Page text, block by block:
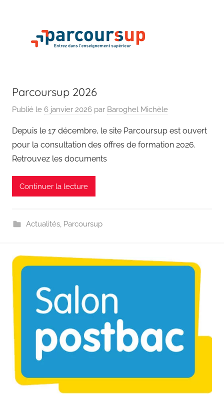
Parcoursup 2026
Publié le 6 janvier 2026 par Baroghel Michèle
Depuis le 17 décembre, le site Parcoursup est ouvert
pour la consultation des offres de formation 2026.
Retrouvez les documents
Continuer la lecture
Actualités, Parcoursup